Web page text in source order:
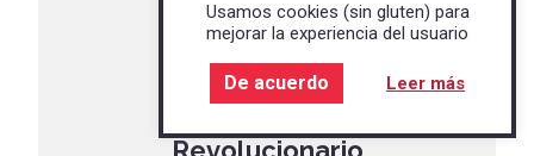
Usamos cookies (sin gluten) para
mejorar la experiencia del usuario
De acuerdo Leer más